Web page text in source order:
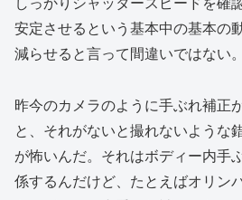
安定させるという基本中の基本の
減らせると言って間違いではない。
昨今のカメラのように手ぶれ補正
と、それがないと撮れないような
が怖いんだ。それはボディー内手
係するんだけど、たとえばオリン